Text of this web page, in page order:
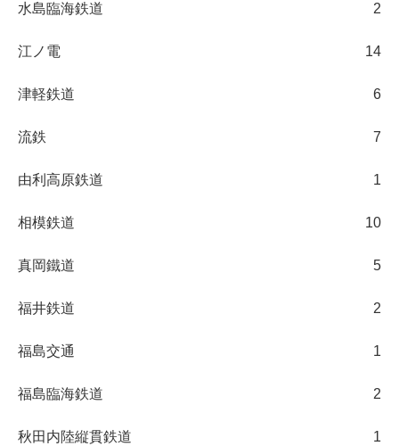
水島臨海鉄道 2
江ノ電 14
津軽鉄道 6
流鉄 7
由利高原鉄道 1
相模鉄道 10
真岡鐵道 5
福井鉄道 2
福島交通 1
福島臨海鉄道 2
秋田内陸縦貫鉄道 1